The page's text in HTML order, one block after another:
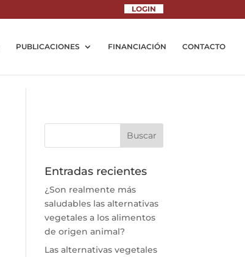
LOGIN
PUBLICACIONES FINANCIACIÓN CONTACTO
Entradas recientes
¿Son realmente más
saludables las alternativas
vegetales a los alimentos
de origen animal?
Las alternativas vegetales